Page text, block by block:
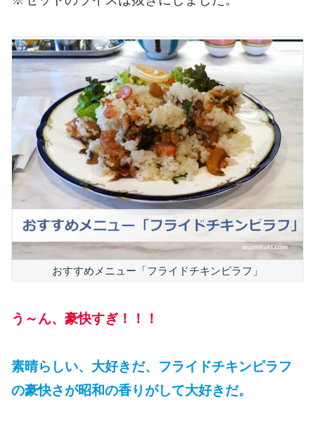
おすすめメニュー「フライドチキンピラフ」
う～ん、豪快すぎ！！！
素晴らしい、大好きだ、フライドチキンピラフ
の豪快さが昭和の香りがして大好きだ。